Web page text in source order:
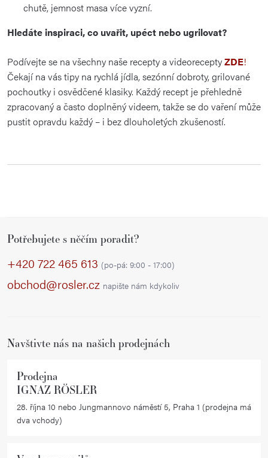
chutě, jemnost masa více vyzní.
Hledáte inspiraci, co uvařit, upéct nebo ugrilovat?
Podívejte se na všechny naše recepty a videoreceptyZDE!
Čekají na vás tipy na rychlá jídla, sezónní dobroty, grilované
pochoutky i osvědčené klasiky. Každý recept je přehledně
zpracovaný a často doplněný videem, takže se do vaření může
pustit opravdu každý – i bez dlouholetých zkušeností.
Potřebujete s něčím poradit?
+420 722 465 613 (po-pá: 9:00 - 17:00)
obchod@rosler.cz napište nám kdykoliv
Navštivte nás na našich prodejnách
Prodejna
IGNAZ RÖSLER
28. října 10 nebo Jungmannovo náměstí 5, Praha 1 (prodejna má
dva vchody)